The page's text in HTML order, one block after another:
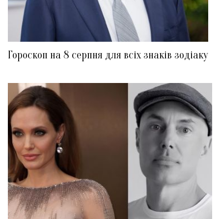
Гороскоп на 8 серпня для всіх знаків зодіаку